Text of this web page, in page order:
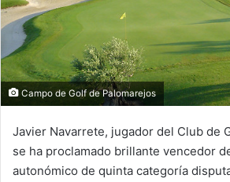
Campo de Golf de Palomarejos
Javier Navarrete, jugador del Club de
se ha proclamado brillante vencedor
autonómico de quinta categoría